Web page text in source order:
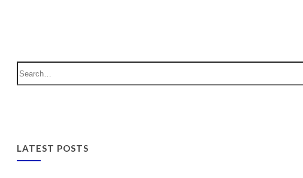
LATEST POSTS